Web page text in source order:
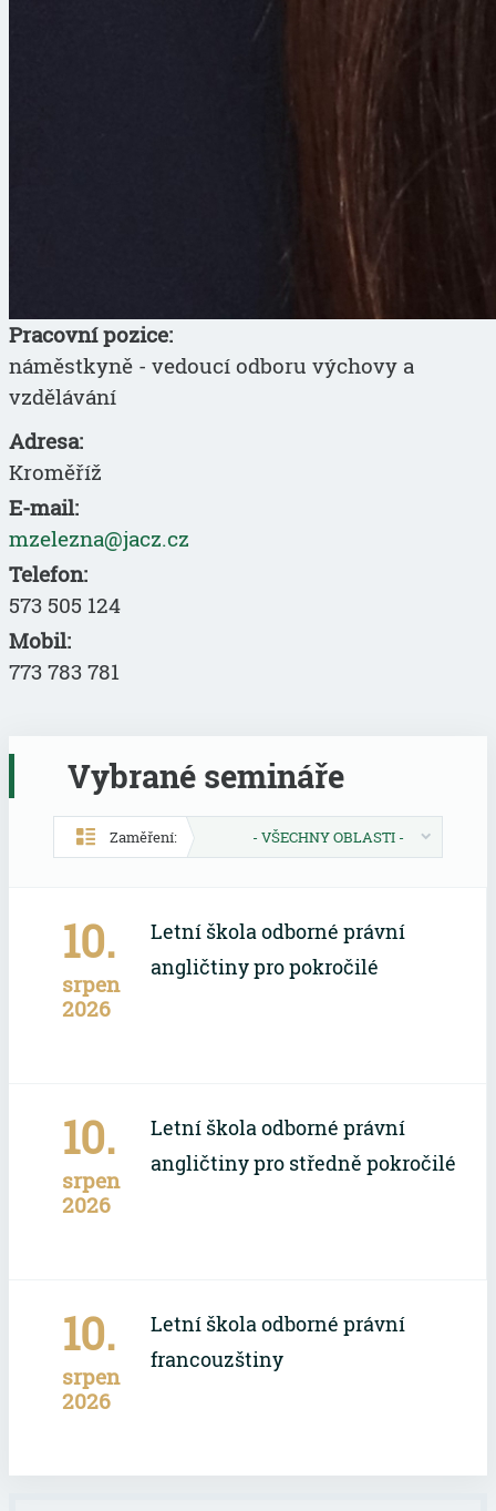
Pracovní pozice:
náměstkyně - vedoucí odboru výchovy a
vzdělávání
Adresa:
Kroměříž
E-mail:
mzelezna@jacz.cz
Telefon:
573 505 124
Mobil:
773 783 781
Vybrané semináře
- VŠECHNY OBLASTI -
Zaměření:
10.
srpen
2026
Letní škola odborné právní
angličtiny pro pokročilé
10.
srpen
2026
Letní škola odborné právní
angličtiny pro středně pokročilé
10.
srpen
2026
Letní škola odborné právní
francouzštiny